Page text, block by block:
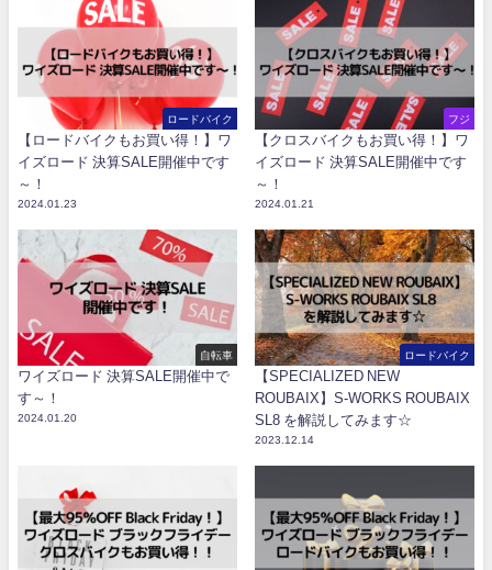
ロードバイク
【ロードバイクもお買い得！】ワ
イズロード 決算SALE開催中です
～！
2024.01.23
フジ
【クロスバイクもお買い得！】ワ
イズロード 決算SALE開催中です
～！
2024.01.21
自転車
ワイズロード 決算SALE開催中で
す～！
2024.01.20
ロードバイク
【SPECIALIZED NEW
ROUBAIX】S-WORKS ROUBAIX
SL8 を解説してみます☆
2023.12.14